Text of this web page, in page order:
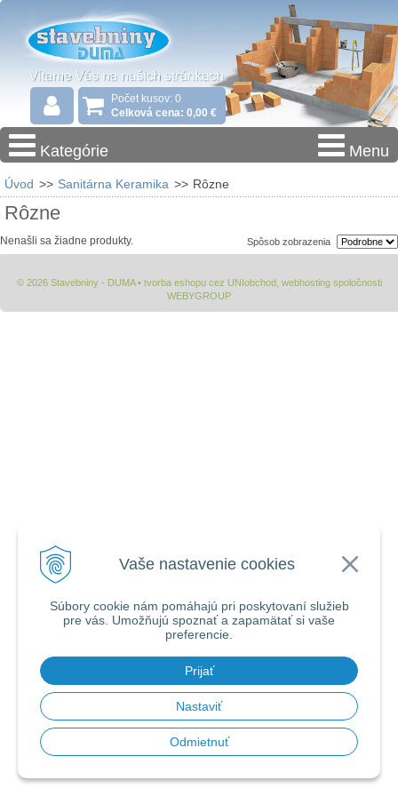
Vaše nastavenie cookies
Súbory cookie nám pomáhajú pri poskytovaní služieb
pre vás. Umožňujú spoznať a zapamätať si vaše
preferencie.
Prijať
Nastaviť
Odmietnuť
Počet kusov: 0
Celková cena: 0,00 €
Kategórie Menu
Úvod >> Sanitárna Keramika >> Rôzne
Rôzne
Spôsob zobrazenia
Nenašli sa žiadne produkty.
© 2026 Stavebniny - DUMA • tvorba eshopu cez UNIobchod, webhostingspoločnosti
WEBYGROUP